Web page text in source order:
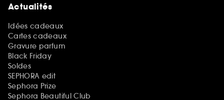
Actualités
Idées cadeaux
Cartes cadeaux
Gravure parfum
Black Friday
Soldes
SEPHORA edit
Sephora Prize
Sephora Beautiful Club